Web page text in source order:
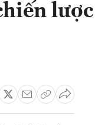
lược